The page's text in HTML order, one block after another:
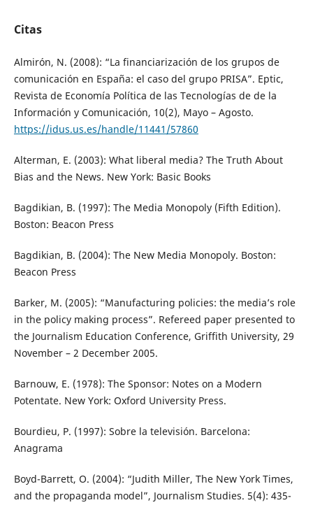
Citas
Almirón, N. (2008): “La financiarización de los grupos de
comunicación en España: el caso del grupo PRISA”. Eptic,
Revista de Economía Política de las Tecnologías de de la
Información y Comunicación, 10(2), Mayo – Agosto.
https://idus.us.es/handle/11441/57860
Alterman, E. (2003): What liberal media? The Truth About
Bias and the News. New York: Basic Books
Bagdikian, B. (1997): The Media Monopoly (Fifth Edition).
Boston: Beacon Press
Bagdikian, B. (2004): The New Media Monopoly. Boston:
Beacon Press
Barker, M. (2005): “Manufacturing policies: the media’s role
in the policy making process”. Refereed paper presented to
the Journalism Education Conference, Griffith University, 29
November – 2 December 2005.
Barnouw, E. (1978): The Sponsor: Notes on a Modern
Potentate. New York: Oxford University Press.
Bourdieu, P. (1997): Sobre la televisión. Barcelona:
Anagrama
Boyd-Barrett, O. (2004): “Judith Miller, The New York Times,
and the propaganda model”, Journalism Studies. 5(4): 435-